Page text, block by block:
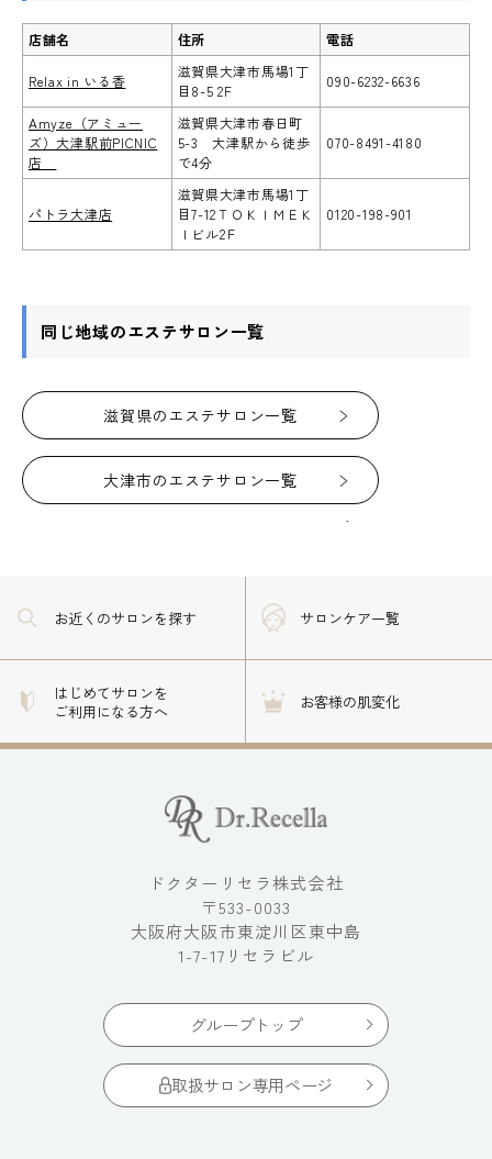
店舗名 住所 電話
Relax in いる香
滋賀県大津市馬場1丁
目8-5 2F
090-6232-6636
Amyze（アミュー
ズ）大津駅前PICNIC
店
滋賀県大津市春日町
5-3 大津駅から徒歩
で4分
070-8491-4180
パトラ大津店
滋賀県大津市馬場1丁
目7-12ＴＯＫＩＭＥＫ
Ｉビル2Ｆ
0120-198-901
同じ地域のエステサロン一覧
滋賀県のエステサロン一覧
大津市のエステサロン一覧
お近くのサロンを探す サロンケア一覧
はじめてサロンを
ご利用になる方へ
お客様の肌変化
ドクターリセラ株式会社
〒533-0033
大阪府大阪市東淀川区東中島
1-7-17リセラビル
グループトップ
取扱サロン専用ページ